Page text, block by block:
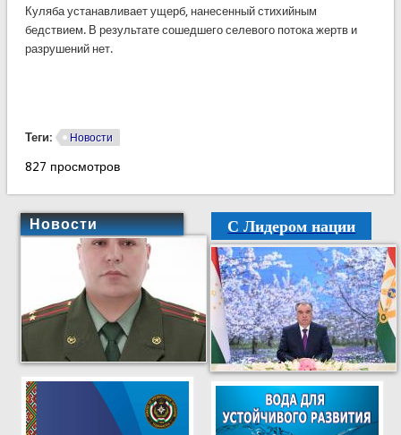
Куляба устанавливает ущерб, нанесенный стихийным
бедствием. В результате сошедшего селевого потока жертв и
разрушений нет.
Теги: Новости
827 просмотров
Новости С Лидером нации